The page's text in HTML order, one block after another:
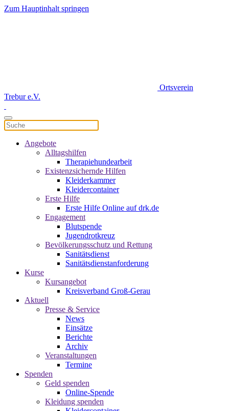
Zum Hauptinhalt springen
Ortsverein
Trebur e.V.
Angebote
Alltagshilfen
Therapiehundearbeit
Existenzsichernde Hilfen
Kleiderkammer
Kleidercontainer
Erste Hilfe
Erste Hilfe Online auf drk.de
Engagement
Blutspende
Jugendrotkreuz
Bevölkerungsschutz und Rettung
Sanitätsdienst
Sanitätsdienstanforderung
Kurse
Kursangebot
Kreisverband Groß-Gerau
Aktuell
Presse & Service
News
Einsätze
Berichte
Archiv
Veranstaltungen
Termine
Spenden
Geld spenden
Online-Spende
Kleidung spenden